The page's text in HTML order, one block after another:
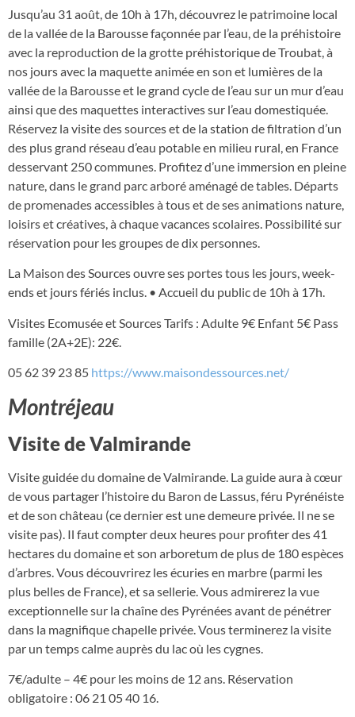
Jusqu’au 31 août, de 10h à 17h, découvrez le patrimoine local
de la vallée de la Barousse façonnée par l’eau, de la préhistoire
avec la reproduction de la grotte préhistorique de Troubat, à
nos jours avec la maquette animée en son et lumières de la
vallée de la Barousse et le grand cycle de l’eau sur un mur d’eau
ainsi que des maquettes interactives sur l’eau domestiquée.
Réservez la visite des sources et de la station de filtration d’un
des plus grand réseau d’eau potable en milieu rural, en France
desservant 250 communes. Profitez d’une immersion en pleine
nature, dans le grand parc arboré aménagé de tables. Départs
de promenades accessibles à tous et de ses animations nature,
loisirs et créatives, à chaque vacances scolaires. Possibilité sur
réservation pour les groupes de dix personnes.
La Maison des Sources ouvre ses portes tous les jours, week-
ends et jours fériés inclus. • Accueil du public de 10h à 17h.
Visites Ecomusée et Sources Tarifs : Adulte 9€ Enfant 5€ Pass
famille (2A+2E): 22€.
05 62 39 23 85 https://www.maisondessources.net/
Montréjeau
Visite de Valmirande
Visite guidée du domaine de Valmirande. La guide aura à cœur
de vous partager l’histoire du Baron de Lassus, féru Pyrénéiste
et de son château (ce dernier est une demeure privée. Il ne se
visite pas). Il faut compter deux heures pour profiter des 41
hectares du domaine et son arboretum de plus de 180 espèces
d’arbres. Vous découvrirez les écuries en marbre (parmi les
plus belles de France), et sa sellerie. Vous admirerez la vue
exceptionnelle sur la chaîne des Pyrénées avant de pénétrer
dans la magnifique chapelle privée. Vous terminerez la visite
par un temps calme auprès du lac où les cygnes.
7€/adulte – 4€ pour les moins de 12 ans. Réservation
obligatoire : 06 21 05 40 16.